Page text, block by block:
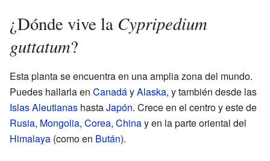
¿Dónde vive la Cypripedium
guttatum?
Esta planta se encuentra en una amplia zona del mundo.
Puedes hallarla en CanadáyAlaska, y también desde las
Islas Aleutianas hastaJapón. Crece en el centro y este de
Rusia, Mongolia, Corea, Chinay en la parte oriental del
Himalaya (como en Bután).